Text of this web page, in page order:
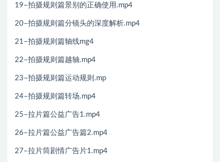
19–拍摄规则篇景别的正确使用.mp4
20–拍摄规则篇分镜头的深度解析.mp4
21–拍摄规则篇轴线mg4
22–拍摄规则篇越轴.mp4
23–拍摄规则篇运动规则.mp
24–拍摄规则篇转场.mp4
25–拉片篇公益广告1.mp4
26–拉片篇公益广告篇2.mp4
27–拉片筒剧情广告片1.mp4